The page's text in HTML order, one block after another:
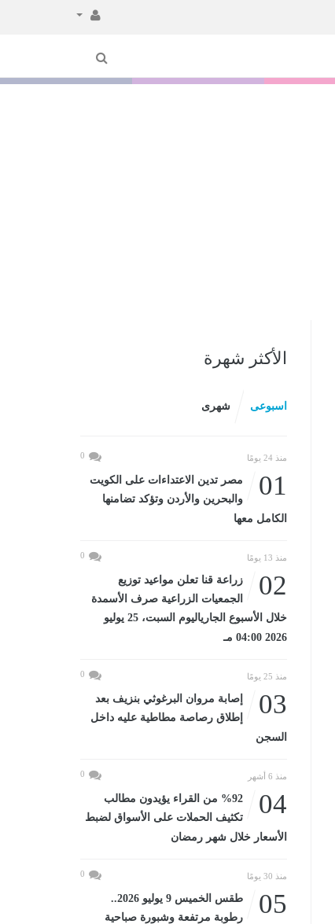
الأكثر شهرة
اسبوعى شهرى
منذ 24 يومًا 0
01
مصر تدين الاعتداءات على الكويت
والبحرين والأردن وتؤكد تضامنها
الكامل معها
منذ 13 يومًا 0
02
زراعة قنا تعلن مواعيد توزيع
الجمعيات الزراعية صرف الأسمدة
خلال الأسبوع الجارياليوم السبت، 25 يوليو
2026 04:00 مـ
منذ 25 يومًا 0
03
إصابة مروان البرغوثي بنزيف بعد
إطلاق رصاصة مطاطية عليه داخل
السجن
منذ 6 أشهر 0
04
%92 من القراء يؤيدون مطالب
تكثيف الحملات على الأسواق لضبط
الأسعار خلال شهر رمضان
منذ 30 يومًا 0
05
طقس الخميس 9 يوليو 2026..
رطوبة مرتفعة وشبورة صباحية